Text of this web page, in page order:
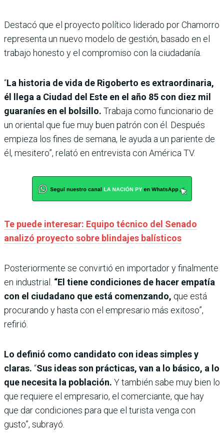
Destacó que el proyecto político liderado por Chamorro
representa un nuevo modelo de gestión, basado en el
trabajo honesto y el compromiso con la ciudadanía.
“La historia de vida de Rigoberto es extraordinaria,
él llega a Ciudad del Este en el año 85 con diez mil
guaraníes en el bolsillo. Trabaja como funcionario de
un oriental que fue muy buen patrón con él. Después
empieza los fines de semana, le ayuda a un pariente de
él, mesitero”, relató en entrevista con América TV.
Te puede interesar: Equipo técnico del Senado
analizó proyecto sobre blindajes balísticos
Posteriormente se convirtió en importador y finalmente
en industrial. “El tiene condiciones de hacer empatía
con el ciudadano que está comenzando, que está
procurando y hasta con el empresario más exitoso”,
refirió.
Lo definió como candidato con ideas simples y
claras. “Sus ideas son prácticas, van a lo básico, a lo
que necesita la población. Y también sabe muy bien lo
que requiere el empresario, el comerciante, que hay
que dar condiciones para que el turista venga con
gusto”, subrayó.